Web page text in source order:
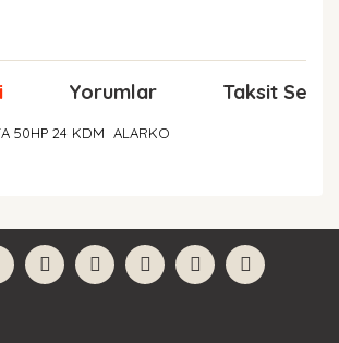
Yorumlar Taksit
50HP 24 KDM ALARKO
Yorum Yaz
tarafımıza iletebilirsiniz.
için teşekkür ederiz.
eksik bilgiler bulunuyor.